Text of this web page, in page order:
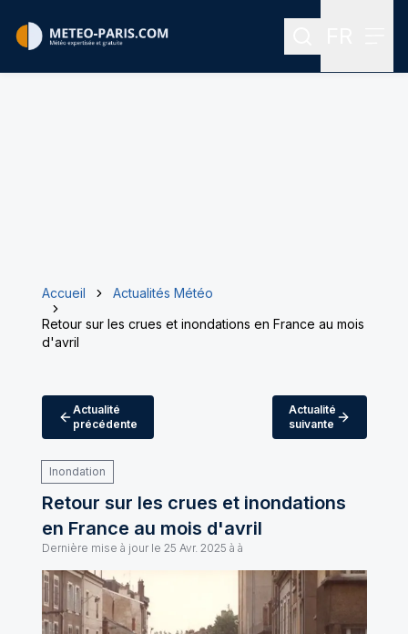
Rechercher
Accueil
Actualités Météo
Retour sur les crues et inondations en France au mois
d'avril
Actualité
précédente
Actualité
suivante
Inondation
Retour sur les crues et inondations
en France au mois d'avril
Dernière mise à jour le 25 Avr. 2025 à à